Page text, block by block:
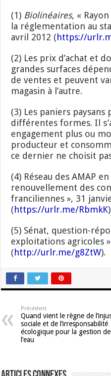
(1) Biolinéaires, «
la réglementation au
avril 2012 (https://
(2) Les prix d’achat et
grandes surfaces
de ventes et peuvent
magasin à l’autre.
(3) Les paniers
différentes formes. Il
engagement plus ou
producteur et
ce dernier ne choisit
(4) Réseau des AMAP
renouvellement des
franciliennes », 31
(https://urlr.me/RbmkK
(5) Sénat, question-
exploitations agricoles
(http://urlr.me/g8ZtW).
Précédent
Quand vient le règne de
sociale et de l’irresponsabilité
écologique pour la gestion de
l’eau